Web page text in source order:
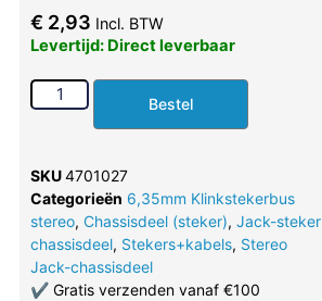
€ 2,93 Incl. BTW
Levertijd: Direct leverbaar
Bestel
SKU4701027
Categorieën 6,35mm Klinkstekerbus
stereo, Chassisdeel (steker), Jack-steker
chassisdeel, Stekers+kabels, Stereo
Jack-chassisdeel
✔Gratis verzenden vanaf €100